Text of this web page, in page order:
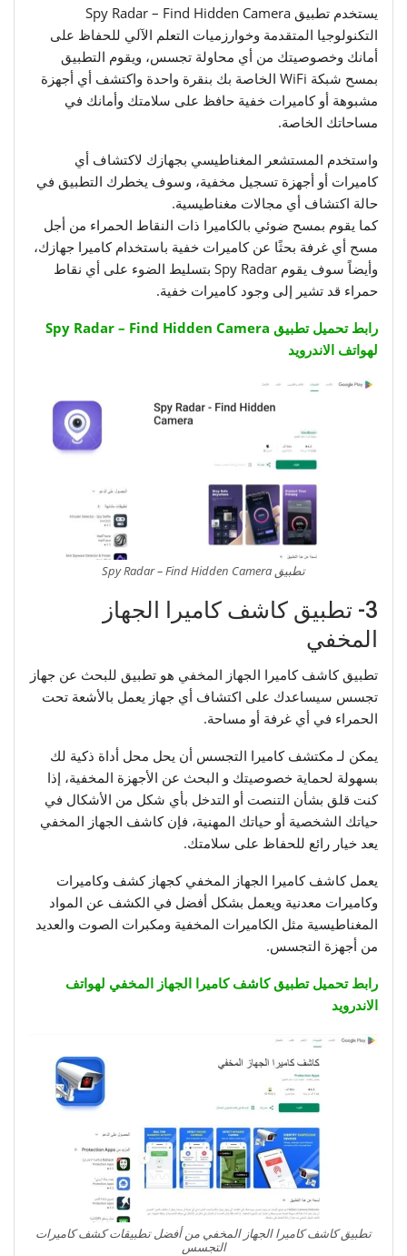
يستخدم تطبيق Spy Radar – Find Hidden Camera
التكنولوجيا المتقدمة وخوارزميات التعلم الآلي للحفاظ على
أمانك وخصوصيتك من أي محاولة تجسس، ويقوم التطبيق
بمسح شبكة WiFi الخاصة بك بنقرة واحدة واكتشف أي أجهزة
مشبوهة أو كاميرات خفية حافظ على سلامتك وأمانك في
مساحاتك الخاصة.
واستخدم المستشعر المغناطيسي بجهازك لاكتشاف أي
كاميرات أو أجهزة تسجيل مخفية، وسوف يخطرك التطبيق في
حالة اكتشاف أي مجالات مغناطيسية.
كما يقوم بمسح ضوئي بالكاميرا ذات النقاط الحمراء من أجل
مسح أي غرفة بحثًا عن كاميرات خفية باستخدام كاميرا جهازك،
وأيضاً سوف يقوم Spy Radar بتسليط الضوء على أي نقاط
حمراء قد تشير إلى وجود كاميرات خفية.
رابط تحميل تطبيق Spy Radar – Find Hidden Camera
لهواتف الاندرويد
تطبيق Spy Radar – Find Hidden Camera
3- تطبيق كاشف كاميرا الجهاز
المخفي
تطبيق كاشف كاميرا الجهاز المخفي هو تطبيق للبحث عن جهاز
تجسس سيساعدك على اكتشاف أي جهاز يعمل بالأشعة تحت
الحمراء في أي غرفة أو مساحة.
يمكن لـ مكتشف كاميرا التجسس أن يحل محل أداة ذكية لك
بسهولة لحماية خصوصيتك و البحث عن الأجهزة المخفية، إذا
كنت قلق بشأن التنصت أو التدخل بأي شكل من الأشكال في
حياتك الشخصية أو حياتك المهنية، فإن كاشف الجهاز المخفي
يعد خيار رائع للحفاظ على سلامتك.
يعمل كاشف كاميرا الجهاز المخفي كجهاز كشف وكاميرات
وكاميرات معدنية ويعمل بشكل أفضل في الكشف عن المواد
المغناطيسية مثل الكاميرات المخفية ومكبرات الصوت والعديد
من أجهزة التجسس.
رابط تحميل تطبيق كاشف كاميرا الجهاز المخفي لهواتف
الاندرويد
تطبيق كاشف كاميرا الجهاز المخفي من أفضل تطبيقات كشف كاميرات
التجسس